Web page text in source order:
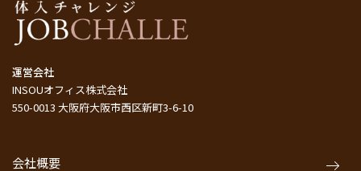
運営会社
INSOUオフィス株式会社
550-0013 大阪府大阪市西区新町3-6-10
会社概要